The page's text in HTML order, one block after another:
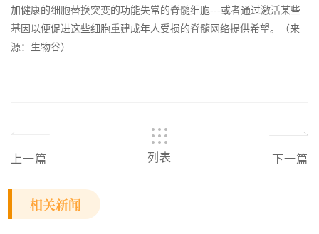
加健康的细胞替换突变的功能失常的脊髓细胞---或者通过激活某些
基因以便促进这些细胞重建成年人受损的脊髓网络提供希望。（来
源：生物谷）
上一篇 列表 下一篇
相关新闻